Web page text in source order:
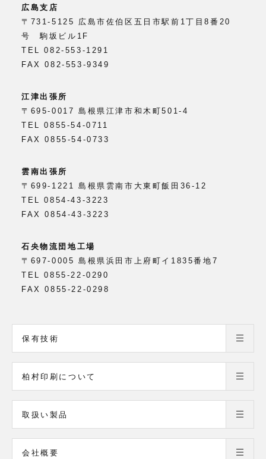
広島支店
〒731-5125 広島市佐伯区五日市駅前1丁目8番20
号 駒坂ビル1F
TEL 082-553-1291
FAX 082-553-9349
江津出張所
〒695-0017 島根県江津市和木町501-4
TEL 0855-54-0711
FAX 0855-54-0733
雲南出張所
〒699-1221 島根県雲南市大東町飯田36-12
TEL 0854-43-3223
FAX 0854-43-3223
石央物流団地工場
〒697-0005 島根県浜田市上府町イ1835番地7
TEL 0855-22-0290
FAX 0855-22-0298
保有技術
柏村印刷について
取扱い製品
会社概要